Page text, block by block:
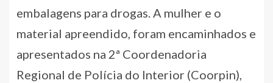
embalagens para drogas. A mulher e o
material apreendido, foram encaminhados e
apresentados na 2ª Coordenadoria
Regional de Polícia do Interior (Coorpin),